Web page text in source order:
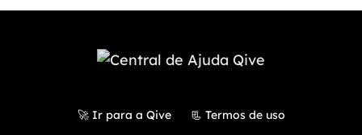
🚀 Ir para a Qive 📃 Termos de uso